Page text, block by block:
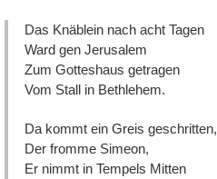
Das Knäblein nach acht Tagen
Ward gen Jerusalem
Zum Gotteshaus getragen
Vom Stall in Bethlehem.
Da kommt ein Greis geschritten,
Der fromme Simeon,
Er nimmt in Tempels Mitten